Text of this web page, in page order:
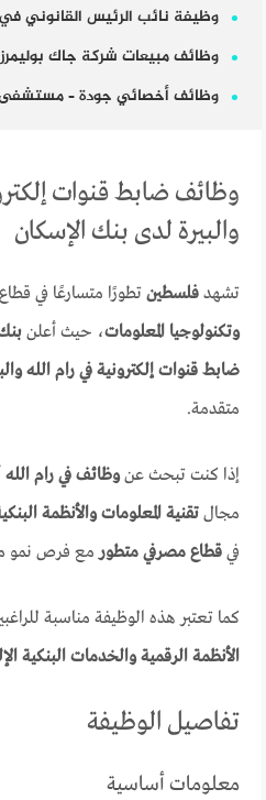
وظيفة نائب الرئيس القانوني
وظائف مبيعات شركة جاك بوليمرز
وظائف أخصائي جودة – مستشفى
وظائف ضابط قنوات
والبيرة لدى بنك الإسكان
تشهدفلسطين تطورًا متسارعًا في
وتكنولوجيا المعلومات، حيث أعلن
ضابط قنوات إلكترونية في رام الله
متقدمة.
إذا كنت تبحث عنوظائف في رام الله
مجالتقنية المعلومات والأنظمة
فيقطاع مصرفي متطورمع فرص نمو
كما تعتبر هذه الوظيفة مناسبة
الأنظمة الرقمية والخدمات البنكية
تفاصيل الوظيفة
معلومات أساسية